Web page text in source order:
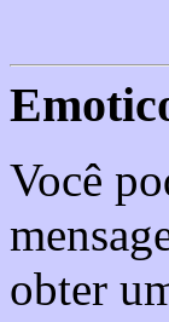
Você
obter